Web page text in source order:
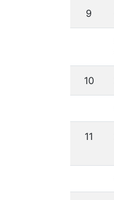
9
10
11